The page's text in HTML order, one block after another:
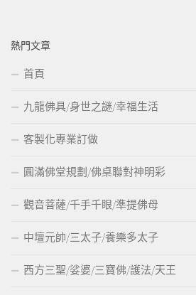
熱門文章
首頁
九龍佛具/身世之謎/幸福生活
客製化專業訂做
圓滿佛堂規劃/佛桌聯對神明彩
觀音菩薩/千手千眼/準提佛母
中壇元帥/三太子/養樂多太子
西方三聖/娑婆/三寶佛/護法/天王